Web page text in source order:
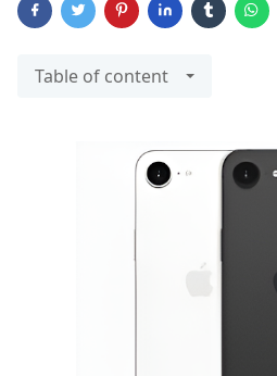
Table of content